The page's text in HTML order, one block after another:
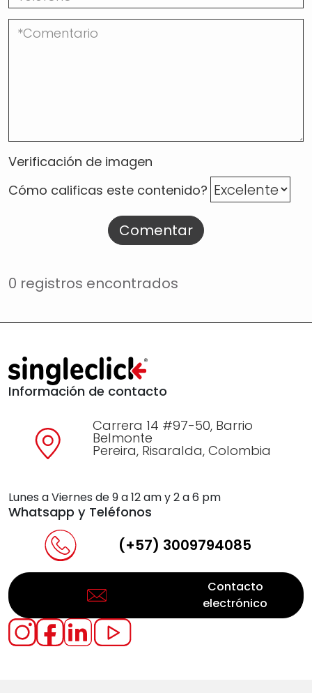
Verificación de imagen
Cómo calificas este contenido?
Comentar
0 registros encontrados
Información de contacto
Carrera 14 #97-50, Barrio
Belmonte
Pereira, Risaralda, Colombia
Lunes a Viernes de 9 a 12 am y 2 a 6 pm
Whatsapp y Teléfonos
(+57) 3009794085
Contacto
electrónico